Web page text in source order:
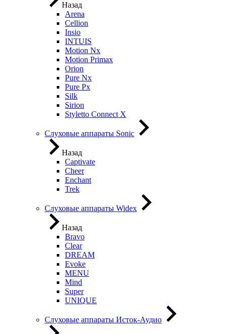
Назад
Arena
Cellion
Insio
INTUIS
Motion Nx
Motion Primax
Orion
Pure Nx
Pure Px
Silk
Sirion
Styletto Connect X
Слуховые аппараты Sonic
Назад
Captivate
Cheer
Enchant
Trek
Слуховые аппараты Widex
Назад
Bravo
Clear
DREAM
Evoke
MENU
Mind
Super
UNIQUE
Слуховые аппараты Исток-Аудио